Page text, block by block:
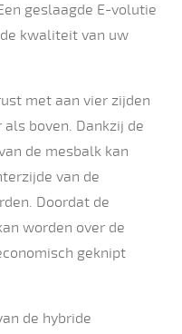
geslaagde E-volutie
kwaliteit van uw
met aan vier zijden
boven. Dankzij de
de mesbalk kan
van de
Doordat de
worden over de
geknipt
de hybride